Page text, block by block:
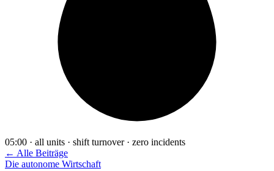
05:00 · all units · shift turnover · zero incidents
← Alle Beiträge
Die autonome Wirtschaft